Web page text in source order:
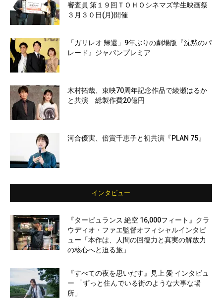
審査員 第１９回ＴＯＨＯシネマズ学生映画祭
３月３０日(月)開催
「ガリレオ 帰還」9年ぶりの劇場版『沈黙のパ
レード』ジャパンプレミア
木村拓哉、東映70周年記念作品で綾瀬はるか
と共演 総製作費20億円
河合優実、倍賞千恵子と初共演『PLAN 75』
インタビュー
『タービュランス 絶空 16,000フィート』クラ
ウディオ・ファエ監督オフィシャルインタビ
ュー「本作は、人間の回復力と真実の解放力
の核心へと迫る旅」
『すべての夜を思いだす』見上 愛 インタビュ
ー 「ずっと住んでいる街のような大事な場
所」